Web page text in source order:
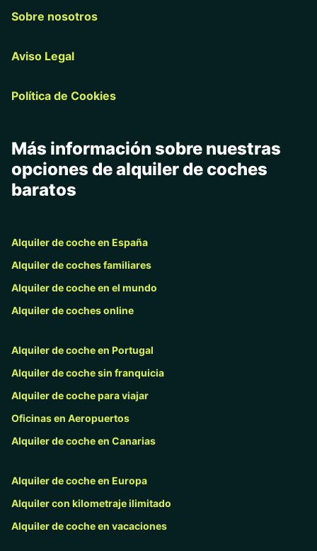
Sobre nosotros
Aviso Legal
Política de Cookies
Más información sobre nuestras
opciones de alquiler de coches
baratos
Alquiler de coche en España
Alquiler de coches familiares
Alquiler de coche en el mundo
Alquiler de coches online
Alquiler de coche en Portugal
Alquiler de coche sin franquicia
Alquiler de coche para viajar
Oficinas en Aeropuertos
Alquiler de coche en Canarias
Alquiler de coche en Europa
Alquiler con kilometraje ilimitado
Alquiler de coche en vacaciones